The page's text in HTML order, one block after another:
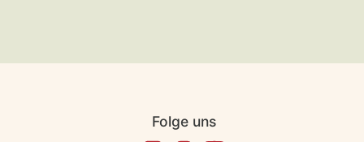
Folge uns